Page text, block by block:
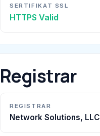
SERTIFIKAT SSL
HTTPS Valid
Registrar
REGISTRAR
Network Solutions, LLC